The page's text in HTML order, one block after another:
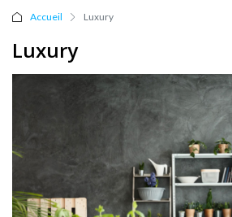
Accueil Luxury
Luxury